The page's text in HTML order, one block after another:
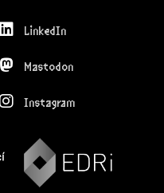
LinkedIn
Mastodon
Instagram